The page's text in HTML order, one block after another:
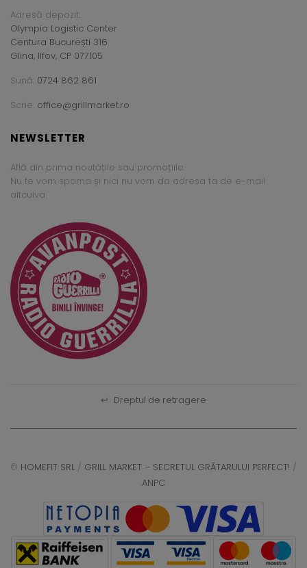
Adresă depozit:
Olympia Logistic Center
Centura București 316
Glina, Ilfov, CP 077105
Sună: 0724 862 861
Scrie: office@grillmarket.ro
NEWSLETTER
Află din prima noutățile sau promoțiile.
Nu te vom spama și nici nu vom da adresa ta de e-mail
altcuiva.
↩ Dreptul de retragere
© HOMEFIT SRL / GRILL MARKET – SECRETUL GRĂTARULUI PERFECT! /
ANPC